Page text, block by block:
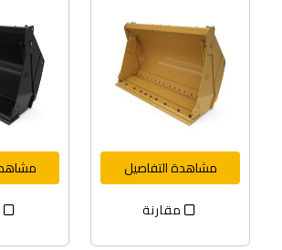
مشاهدة التفاصيل
مقارنة